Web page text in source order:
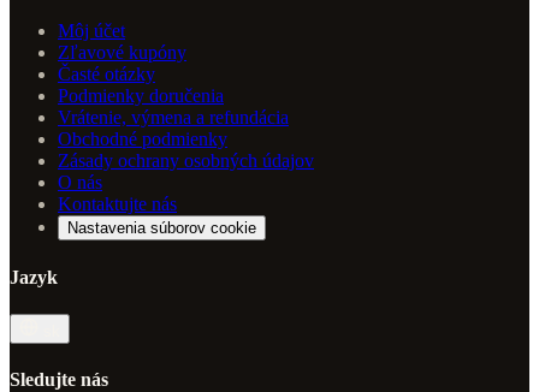
Môj účet
Zľavové kupóny
Časté otázky
Podmienky doručenia
Vrátenie, výmena a refundácia
Obchodné podmienky
Zásady ochrany osobných údajov
O nás
Kontaktujte nás
Nastavenia súborov cookie
Jazyk
Sledujte nás